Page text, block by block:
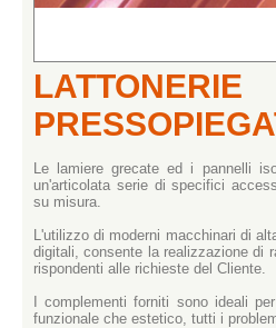
LATTONERIE
Le lamiere grecate ed i pannelli
un'articolata serie di specifici
su misura.
L'utilizzo di moderni macchinari di
digitali, consente la realizzazione di
rispondenti alle richieste del Cliente.
I complementi forniti sono ideali
funzionale che estetico, tutti i